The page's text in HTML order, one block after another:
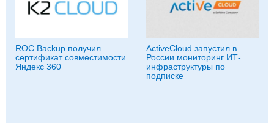
ROC Backup получил
сертификат совместимости
Яндекс 360
ActiveCloud запустил в
России мониторинг ИТ-
инфраструктуры по
подписке